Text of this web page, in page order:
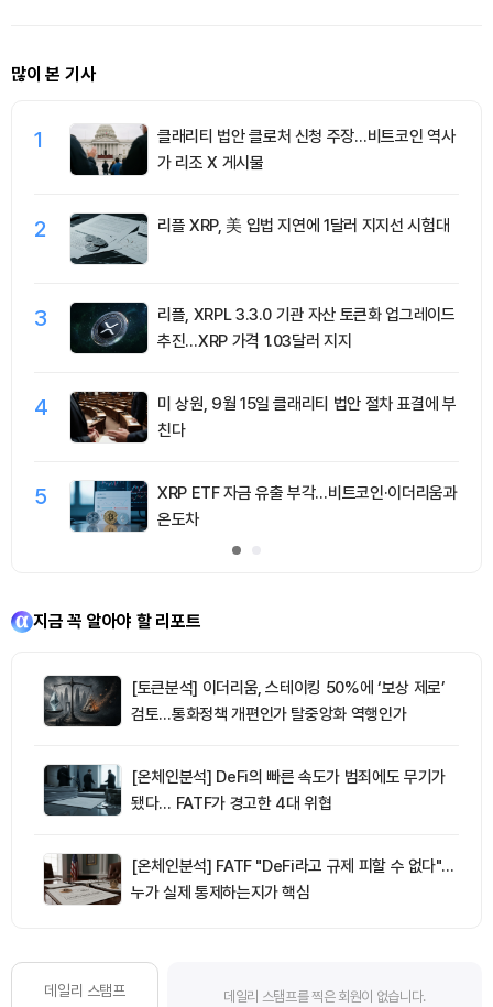
많이 본 기사
1
클래리티 법안 클로처 신청 주장…비트코인 역사
가 리조 X 게시물
2 리플 XRP, 美 입법 지연에 1달러 지지선 시험대
3
리플, XRPL 3.3.0 기관 자산 토큰화 업그레이드
추진…XRP 가격 1.03달러 지지
4
미 상원, 9월 15일 클래리티 법안 절차 표결에 부
친다
5
XRP ETF 자금 유출 부각…비트코인·이더리움과
온도차
지금 꼭 알아야 할 리포트
[토큰분석] 이더리움, 스테이킹 50%에 ‘보상 제로’
검토…통화정책 개편인가 탈중앙화 역행인가
[온체인분석] DeFi의 빠른 속도가 범죄에도 무기가
됐다… FATF가 경고한 4대 위협
[온체인분석] FATF "DeFi라고 규제 피할 수 없다"…
누가 실제 통제하는지가 핵심
데일리 스탬프
데일리 스탬프를 찍은 회원이 없습니다.